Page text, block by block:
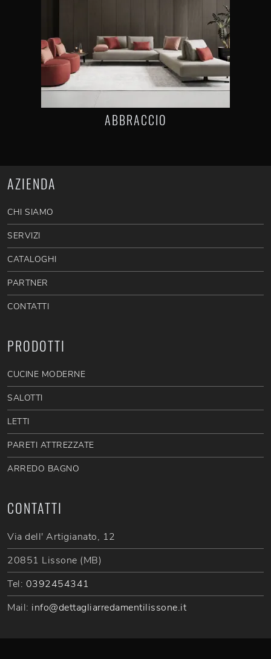
ABBRACCIO
AZIENDA
CHI SIAMO
SERVIZI
CATALOGHI
PARTNER
CONTATTI
PRODOTTI
CUCINE MODERNE
SALOTTI
LETTI
PARETI ATTREZZATE
ARREDO BAGNO
CONTATTI
Via dell' Artigianato, 12
20851 Lissone (MB)
Tel: 0392454341
Mail: info@dettagliarredamentilissone.it